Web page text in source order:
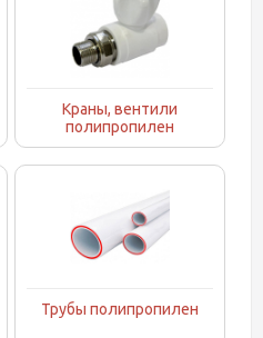
Краны, вентили
полипропилен
Трубы полипропилен